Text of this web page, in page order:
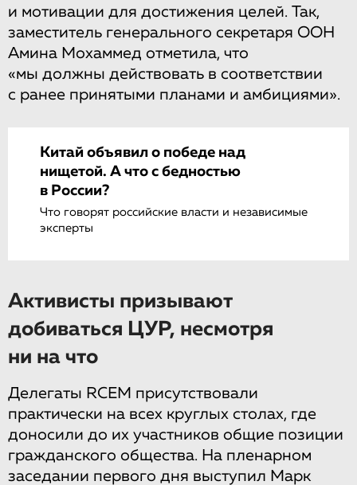
и мотивации для достижения целей. Так,
заместитель генерального секретаря ООН
Амина Мохаммед отметила, что
«мы должны действовать в соответствии
с ранее принятыми планами и амбициями».
Китай объявил о победе над
нищетой. А что с бедностью
в России?
Что говорят российские власти и независимые
эксперты
Активисты призывают
добиваться ЦУР, несмотря
ни на что
Делегаты RCEM присутствовали
практически на всех круглых столах, где
доносили до их участников общие позиции
гражданского общества. На пленарном
заседании первого дня выступил Марк